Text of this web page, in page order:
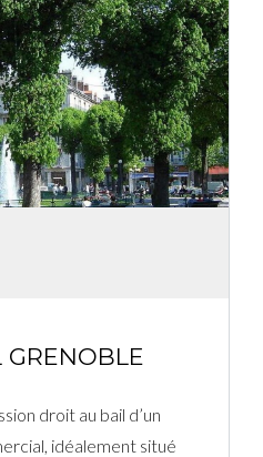
droit au bail d’un
idéalement situé